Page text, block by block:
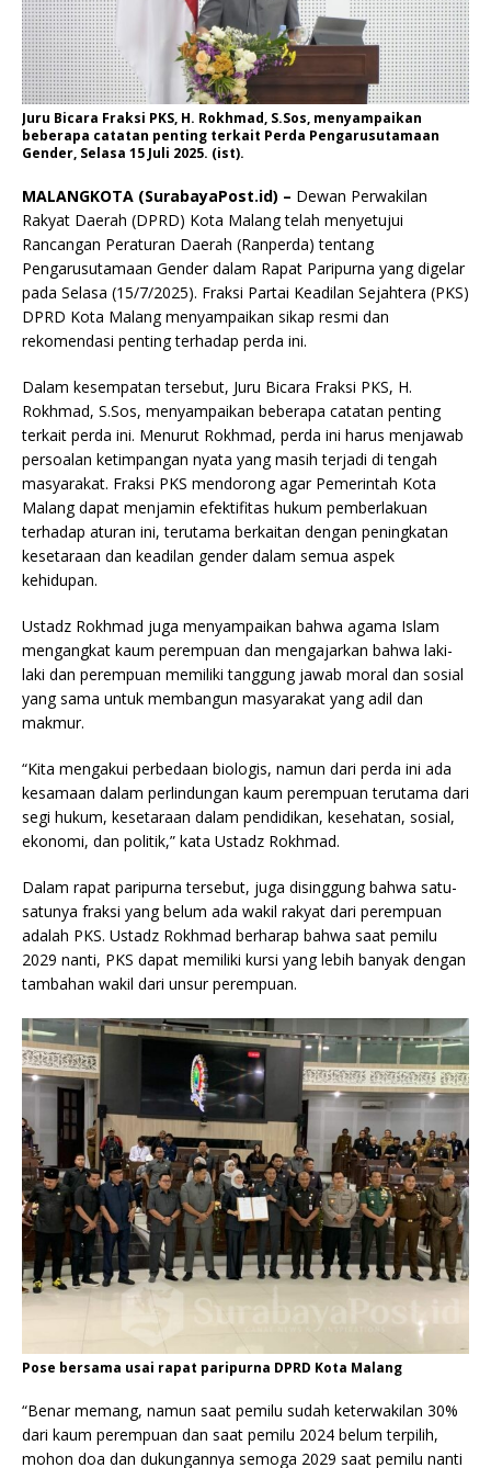
Juru Bicara Fraksi PKS, H. Rokhmad, S.Sos, menyampaikan
beberapa catatan penting terkait Perda Pengarusutamaan
Gender, Selasa 15 Juli 2025. (ist).
MALANGKOTA (SurabayaPost.id) – Dewan Perwakilan
Rakyat Daerah (DPRD) Kota Malang telah menyetujui
Rancangan Peraturan Daerah (Ranperda) tentang
Pengarusutamaan Gender dalam Rapat Paripurna yang digelar
pada Selasa (15/7/2025). Fraksi Partai Keadilan Sejahtera (PKS)
DPRD Kota Malang menyampaikan sikap resmi dan
rekomendasi penting terhadap perda ini.
Dalam kesempatan tersebut, Juru Bicara Fraksi PKS, H.
Rokhmad, S.Sos, menyampaikan beberapa catatan penting
terkait perda ini. Menurut Rokhmad, perda ini harus menjawab
persoalan ketimpangan nyata yang masih terjadi di tengah
masyarakat. Fraksi PKS mendorong agar Pemerintah Kota
Malang dapat menjamin efektifitas hukum pemberlakuan
terhadap aturan ini, terutama berkaitan dengan peningkatan
kesetaraan dan keadilan gender dalam semua aspek
kehidupan.
Ustadz Rokhmad juga menyampaikan bahwa agama Islam
mengangkat kaum perempuan dan mengajarkan bahwa laki-
laki dan perempuan memiliki tanggung jawab moral dan sosial
yang sama untuk membangun masyarakat yang adil dan
makmur.
“Kita mengakui perbedaan biologis, namun dari perda ini ada
kesamaan dalam perlindungan kaum perempuan terutama dari
segi hukum, kesetaraan dalam pendidikan, kesehatan, sosial,
ekonomi, dan politik,” kata Ustadz Rokhmad.
Dalam rapat paripurna tersebut, juga disinggung bahwa satu-
satunya fraksi yang belum ada wakil rakyat dari perempuan
adalah PKS. Ustadz Rokhmad berharap bahwa saat pemilu
2029 nanti, PKS dapat memiliki kursi yang lebih banyak dengan
tambahan wakil dari unsur perempuan.
Pose bersama usai rapat paripurna DPRD Kota Malang
“Benar memang, namun saat pemilu sudah keterwakilan 30%
dari kaum perempuan dan saat pemilu 2024 belum terpilih,
mohon doa dan dukungannya semoga 2029 saat pemilu nanti